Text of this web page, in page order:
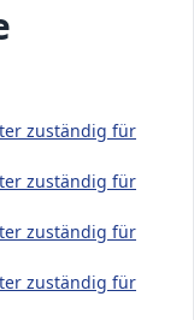
zuständig für
zuständig für
zuständig für
zuständig für